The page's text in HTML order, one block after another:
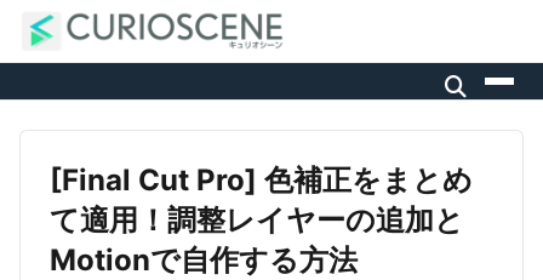
[Final Cut Pro] 色補正をまとめ
て適用！調整レイヤーの追加と
Motionで自作する方法